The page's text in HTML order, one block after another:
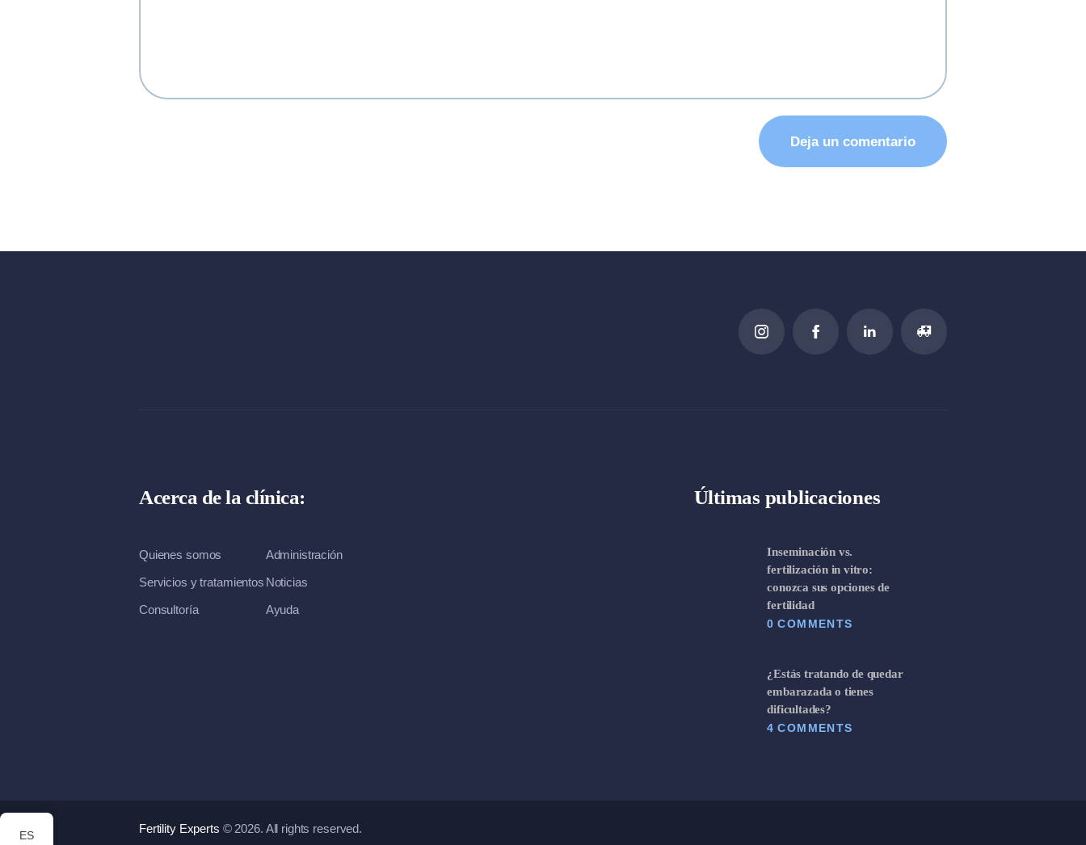
Acerca de la clínica:
Quienes somos
Administración
Servicios y tratamientos Noticias
Consultoría
Ayuda
Últimas publicaciones
Inseminación vs.
fertilización in vitro:
conozca sus opciones de
fertilidad
0 COMMENTS
¿Estás tratando de quedar
embarazada o tienes
dificultades?
4 COMMENTS
Fertility Experts © 2026. All rights reserved.
ES